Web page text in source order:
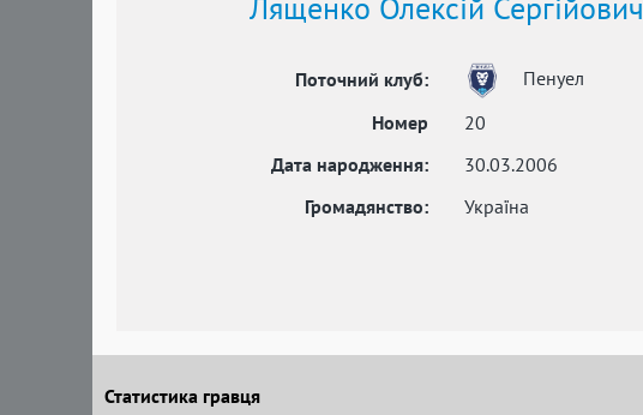
Поточний клуб:
Пенуел
Номер
20
Дата народження:
30.03.2006
Громадянство:
Україна
Статистика гравця